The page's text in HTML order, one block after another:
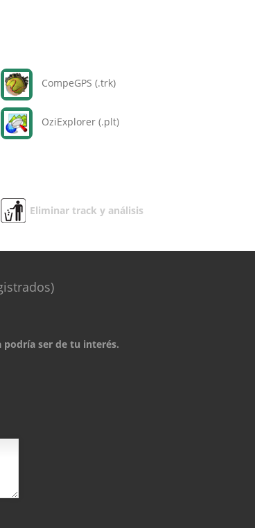
CompeGPS (.trk)
OziExplorer (.plt)
Eliminar track y análisis
ser de tu interés.